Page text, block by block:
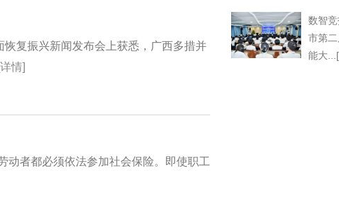
复振兴新闻发布会上获悉，广西多措并
情]
动者都必须依法参加社会保险。即使职工
数智
市第
能大